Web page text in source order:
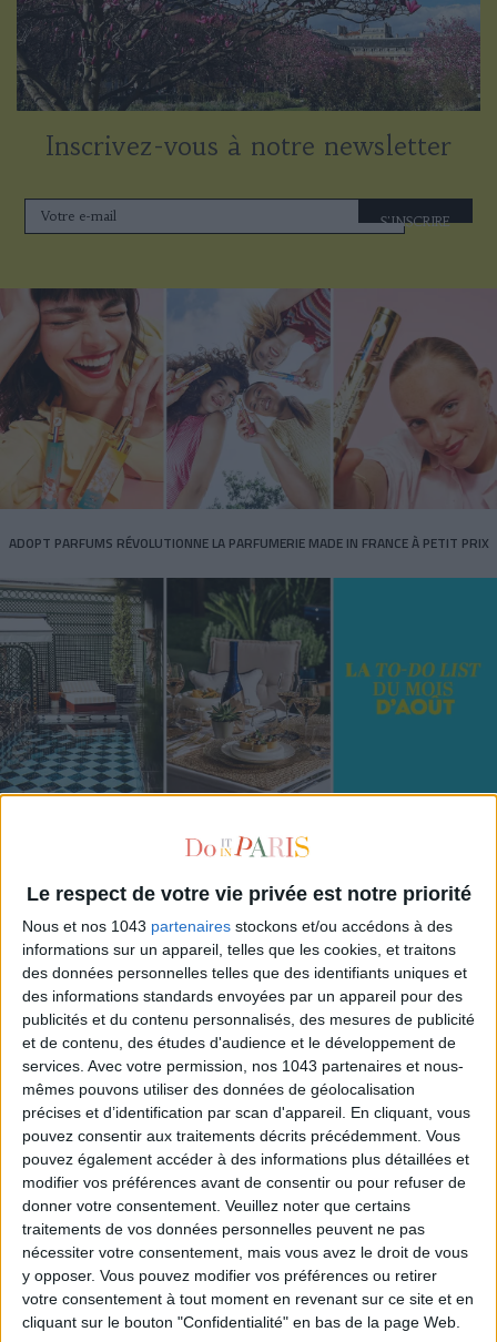
Le respect de votre vie privée est notre priorité
Nous et nos 1043 partenaires stockons et/ou accédons à des
informations sur un appareil, telles que les cookies, et traitons
des données personnelles telles que des identifiants uniques et
des informations standards envoyées par un appareil pour des
publicités et du contenu personnalisés, des mesures de publicité
et de contenu, des études d'audience et le développement de
services. Avec votre permission, nos 1043 partenaires et nous-
mêmes pouvons utiliser des données de géolocalisation
précises et d’identification par scan d'appareil. En cliquant, vous
pouvez consentir aux traitements décrits précédemment. Vous
pouvez également accéder à des informations plus détaillées et
modifier vos préférences avant de consentir ou pour refuser de
donner votre consentement. Veuillez noter que certains
traitements de vos données personnelles peuvent ne pas
nécessiter votre consentement, mais vous avez le droit de vous
y opposer. Vous pouvez modifier vos préférences ou retirer
votre consentement à tout moment en revenant sur ce site et en
cliquant sur le bouton "Confidentialité" en bas de la page Web.
Inscrivez-vous à notre newsletter
S'INSCRIRE
ADOPT PARFUMS RÉVOLUTIONNE LA PARFUMERIE MADE IN FRANCE À PETIT PRIX
TOUT CE QUE VOUS DEVEZ FAIRE À PARIS EN AOÛT
LES SPF 50 QUI DONNENT ENVIE DE SE TARTINER